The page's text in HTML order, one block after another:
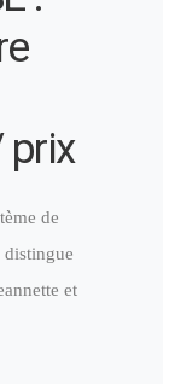
de
distingue
et